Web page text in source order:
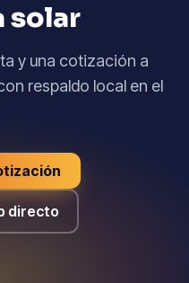
solar
y una cotización a
respaldo local en el
directo